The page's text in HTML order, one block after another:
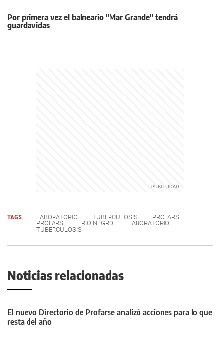
Por primera vez el balneario "Mar Grande" tendrá
guardavidas
TAGS LABORATORIO TUBERCULOSIS
PROFARSE
PROFARSE
RÍO NEGRO
LABORATORIO
TUBERCULOSIS
Noticias relacionadas
El nuevo Directorio de Profarse analizó acciones para lo que
resta del año